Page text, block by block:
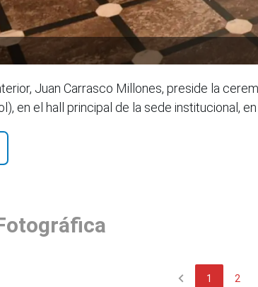
Juan Carrasco Millones, preside la
en el hall principal de la sede institucional,
chevron_left 1 2